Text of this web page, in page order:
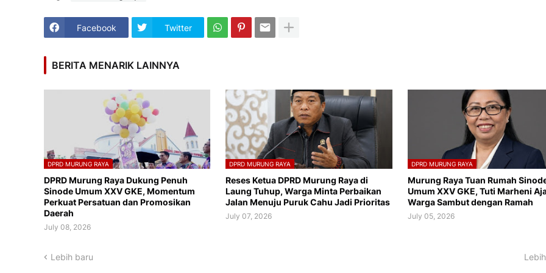
Facebook Twitter
BERITA MENARIK LAINNYA
DPRD MURUNG RAYA
DPRD Murung Raya Dukung Penuh
Sinode Umum XXV GKE, Momentum
Perkuat Persatuan dan Promosikan
Daerah
July 08, 2026
DPRD MURUNG RAYA
Reses Ketua DPRD Murung Raya di
Laung Tuhup, Warga Minta Perbaikan
Jalan Menuju Puruk Cahu Jadi Prioritas
July 07, 2026
DPRD MURUNG RAYA
Murung Raya Tuan Rumah
Umum XXV GKE, Tuti Marheni
Warga Sambut dengan Ramah
July 05, 2026
Lebih baru